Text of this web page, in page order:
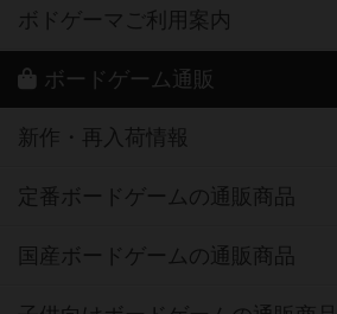
ボドゲーマご利用案内
ボードゲーム通販
新作・再入荷情報
定番ボードゲームの通販商品
国産ボードゲームの通販商品